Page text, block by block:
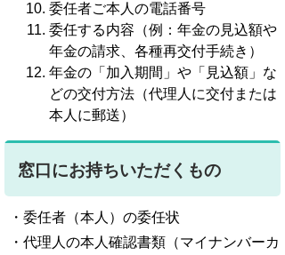
委任者ご本人の電話番号
委任する内容（例：年金の見込額や
年金の請求、各種再交付手続き）
年金の「加入期間」や「見込額」な
どの交付方法（代理人に交付または
本人に郵送）
窓口にお持ちいただくもの
・委任者（本人）の委任状
・代理人の本人確認書類（マイナンバーカ